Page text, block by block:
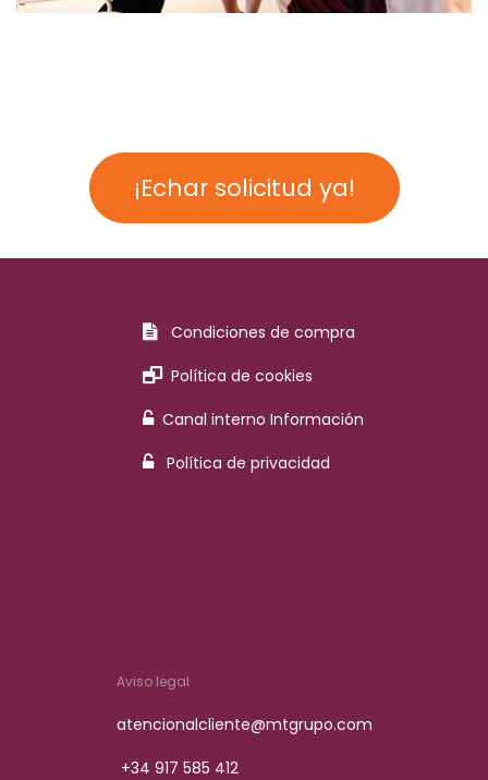
¡Echar solicitud ya!
Condiciones de compra
Política de cookies
Canal interno Información
Política de privacidad
Aviso legal
atencionalcliente@mtgrupo.com
+34 917 585 412